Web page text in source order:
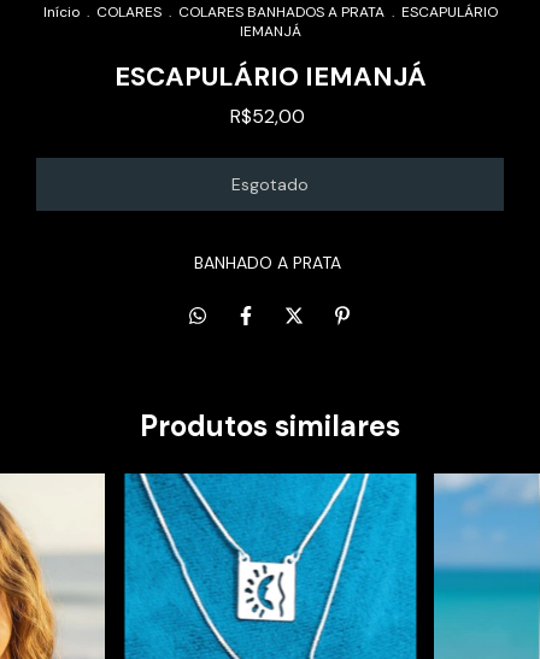
Início . COLARES . COLARES BANHADOS A PRATA . ESCAPULÁRIO
IEMANJÁ
ESCAPULÁRIO IEMANJÁ
R$52,00
BANHADO A PRATA
Produtos similares